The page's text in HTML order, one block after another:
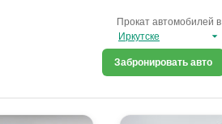
Прокат автомобилей в
Забронировать авто